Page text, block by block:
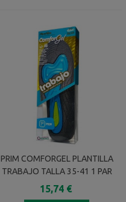
PRIM COMFORGEL PLANTILLA
TRABAJO TALLA 35-41 1 PAR
15,74 €